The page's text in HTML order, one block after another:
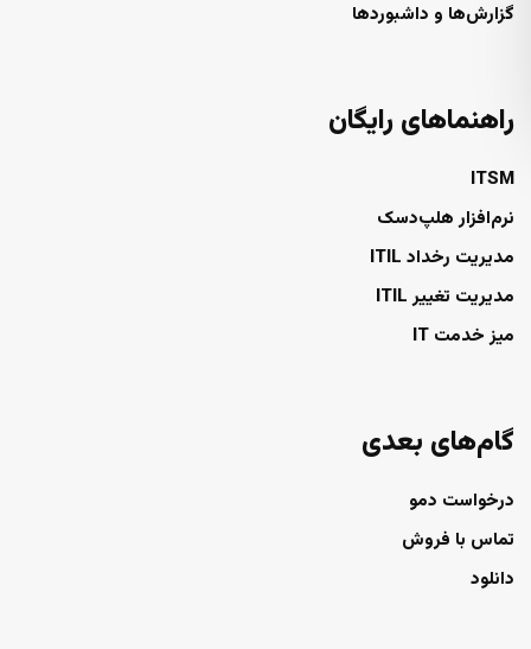
گزارش‌ها و داشبوردها
راهنماهای رایگان
ITSM
نرم‌افزار هلپ‌دسک
مدیریت رخداد ITIL
مدیریت تغییر ITIL
میز خدمت IT
گام‌های بعدی
درخواست دمو
تماس با فروش
دانلود